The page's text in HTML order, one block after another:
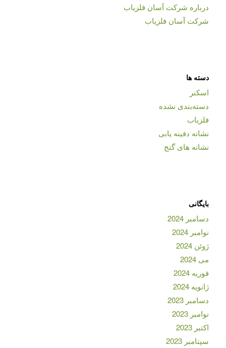
درباره شرکت آسان فلزیاب
شرکت آسان فلزیاب
دسته ها
اسکنر
دسته‌بندی نشده
فلزیاب
نشانه دفینه یابی
نشانه های گنج
بایگانی
دسامبر 2024
نوامبر 2024
ژوئن 2024
می 2024
فوریه 2024
ژانویه 2024
دسامبر 2023
نوامبر 2023
اکتبر 2023
سپتامبر 2023